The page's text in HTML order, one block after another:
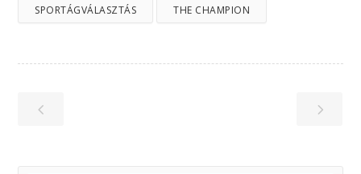
SPORTÁGVÁLASZTÁS THE CHAMPION